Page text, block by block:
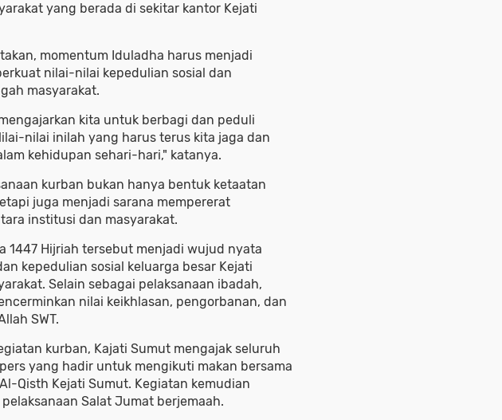
yang berada di sekitar kantor Kejati
momentum Iduladha harus menjadi
nilai-nilai kepedulian sosial dan
masyarakat.
kita untuk berbagi dan peduli
nilai inilah yang harus terus kita jaga dan
kehidupan sehari-hari," katanya.
kurban bukan hanya bentuk ketaatan
juga menjadi sarana mempererat
institusi dan masyarakat.
1447 Hijriah tersebut menjadi wujud nyata
kepedulian sosial keluarga besar Kejati
Selain sebagai pelaksanaan ibadah,
nilai keikhlasan, pengorbanan, dan
SWT.
kurban, Kajati Sumut mengajak seluruh
yang hadir untuk mengikuti makan bersama
Qisth Kejati Sumut. Kegiatan kemudian
Salat Jumat berjemaah.